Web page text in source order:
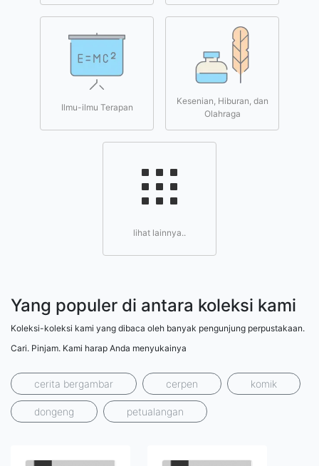
Ilmu-ilmu Terapan
Kesenian, Hiburan, dan
Olahraga
lihat lainnya..
Yang populer di antara koleksi kami
Koleksi-koleksi kami yang dibaca oleh banyak pengunjung perpustakaan.
Cari. Pinjam. Kami harap Anda menyukainya
cerita bergambar cerpen komik
dongeng petualangan